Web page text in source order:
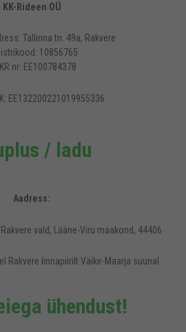
KK-Rideen OÜ
Tallinna tn. 49a, Rakvere
10856765
nr: EE100784378
EE132200221019955336
/ ladu
Aadress:
vald, Lääne-Viru maakond, 44406
Rakvere linnapiirilt Väike-Maarja suunal.
ühendust!